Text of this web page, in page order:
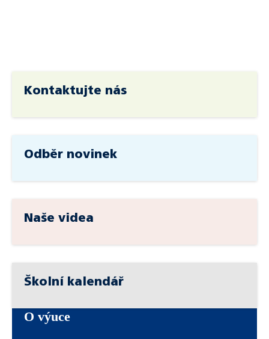
Kontaktujte nás
Odběr novinek
Naše videa
Školní kalendář
O výuce